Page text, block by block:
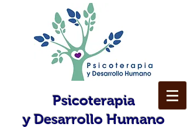
Psicoterapia
yDesarrollo Humano